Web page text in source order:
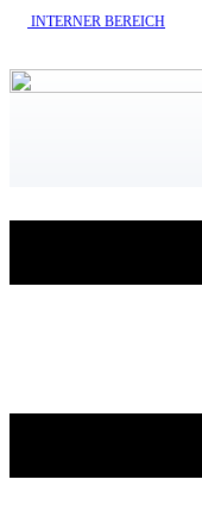
INTERNE​R BEREICH